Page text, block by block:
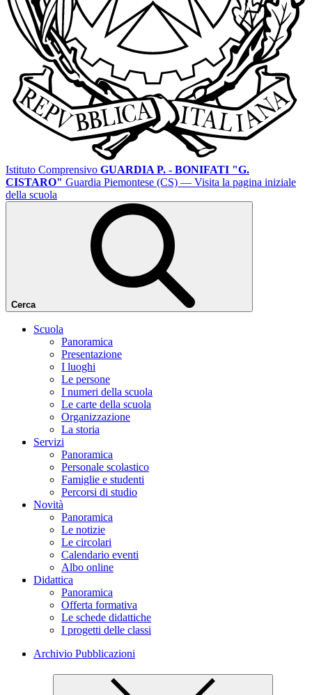
Istituto Comprensivo GUARDIA P. - BONIFATI "G.
CISTARO" Guardia Piemontese (CS) — Visita la pagina iniziale
della scuola
Cerca
Scuola
Panoramica
Presentazione
I luoghi
Le persone
I numeri della scuola
Le carte della scuola
Organizzazione
La storia
Servizi
Panoramica
Personale scolastico
Famiglie e studenti
Percorsi di studio
Novità
Panoramica
Le notizie
Le circolari
Calendario eventi
Albo online
Didattica
Panoramica
Offerta formativa
Le schede didattiche
I progetti delle classi
Archivio Pubblicazioni